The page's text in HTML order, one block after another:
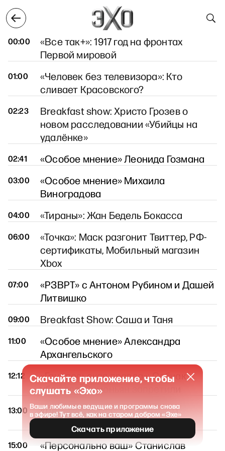
27 октября
27 октября
00:00
«Все так+»: 1917 год на фронтах
Первой мировой
01:00
«Человек без телевизора»: Кто
сливает Красовского?
02:23
Breakfast show: Христо Грозев о
новом расследовании «Убийцы на
удалёнке»
02:41 «Особое мнение» Леонида Гозмана
03:00
«Особое мнение» Михаила
Виноградова
04:00 «Тираны»: Жан Бедель Бокасса
06:00
«Точка»: Маск разгонит Твиттер, РФ-
сертификаты, Мобильный магазин
Xbox
07:00
«РЗВРТ» с Антоном Рубином и Дашей
Литвишко
09:00 Breakfast Show: Саша и Таня
11:00
«Особое мнение» Александра
Архангельского
12:12
«Ганапольская правда»: Собчак
убежала, Симоньян запретили
13:00
«Деньги и песец» с Дмитрием
Прокофьевым
15:00 «Персонально ваш» Станислав
Скачайте приложение, чтобы
слушать «Эхо»
Ваши любимые ведущие и программы снова
в эфире! Тут всё, как на старом добром «Эхе»
Скачать приложение